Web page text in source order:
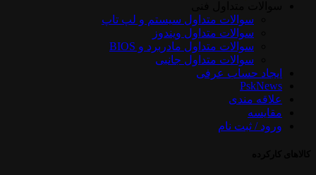
سوالات متداول سیستم و لپ تاپ
سوالات متداول ویندوز
سوالات متداول مادربرد و BIOS
سوالات متداول جانبی
ایجاد حساب عرفی
PskNews
علاقه مندی
مقایسه
ورود / ثبت نام